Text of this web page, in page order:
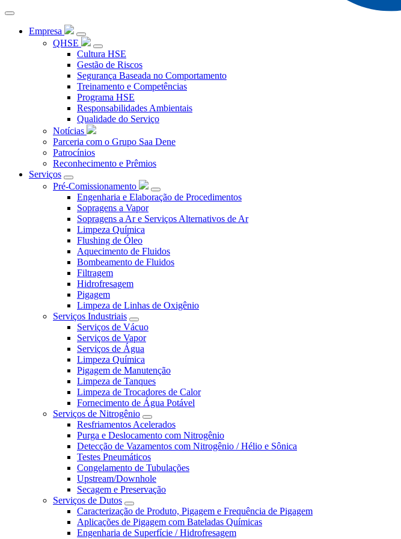
Empresa
QHSE
Cultura HSE
Gestão de Riscos
Segurança Baseada no Comportamento
Treinamento e Competências
Programa HSE
Responsabilidades Ambientais
Qualidade do Serviço
Notícias
Parceria com o Grupo Saa Dene
Patrocínios
Reconhecimento e Prêmios
Serviços
Pré-Comissionamento
Engenharia e Elaboração de Procedimentos
Sopragens a Vapor
Sopragens a Ar e Serviços Alternativos de Ar
Limpeza Química
Flushing de Óleo
Aquecimento de Fluidos
Bombeamento de Fluidos
Filtragem
Hidrofresagem
Pigagem
Limpeza de Linhas de Oxigênio
Serviços Industriais
Serviços de Vácuo
Serviços de Vapor
Serviços de Água
Limpeza Química
Pigagem de Manutenção
Limpeza de Tanques
Limpeza de Trocadores de Calor
Fornecimento de Água Potável
Serviços de Nitrogênio
Resfriamentos Acelerados
Purga e Deslocamento com Nitrogênio
Detecção de Vazamentos com Nitrogênio / Hélio e Sônica
Testes Pneumáticos
Congelamento de Tubulações
Upstream/Downhole
Secagem e Preservação
Serviços de Dutos
Caracterização de Produto, Pigagem e Frequência de Pigagem
Aplicações de Pigagem com Bateladas Químicas
Engenharia de Superfície / Hidrofresagem